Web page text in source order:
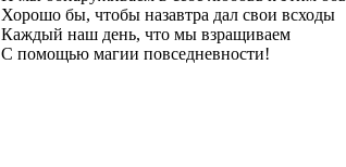
Хорошо бы, чтобы назавтра дал свои всходы
Каждый наш день, что мы взращиваем
С помощью магии повседневности!